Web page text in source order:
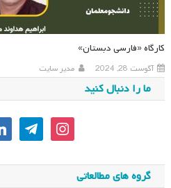
کارگاه «فارسی دبستان»
آگوست 28, 2024 مدیر سایت
ما را دنبال کنید
instagram
telegram
گروه های مطالعاتی